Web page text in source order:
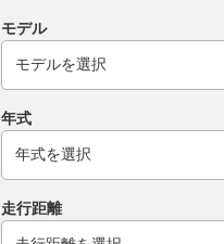
モデル
年式
走行距離